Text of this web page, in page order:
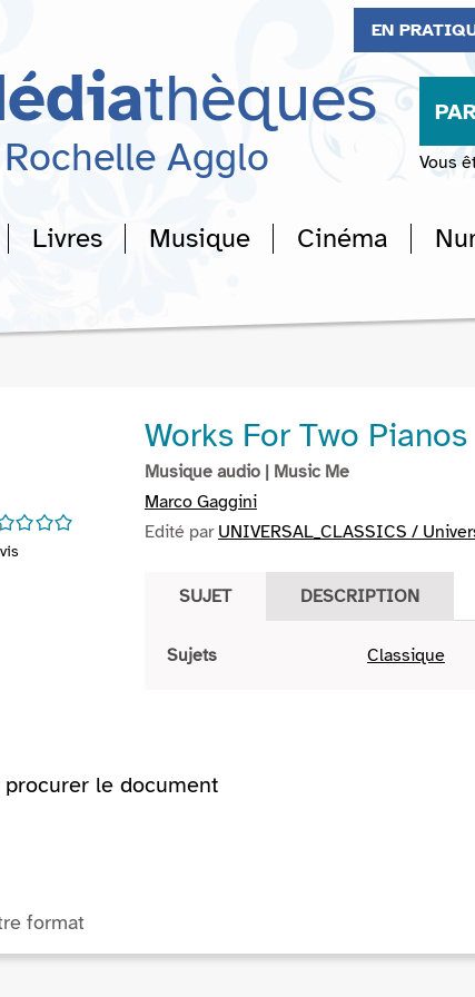
EN
thèques
Agglo Vous
Livres Musique Cinéma
Works For Two Pianos
Musique audio | Music Me
Marco Gaggini
Edité par UNIVERSAL_CLASSICS /
SUJET DESCRIPTION
Sujets Classique
procurer le document
format